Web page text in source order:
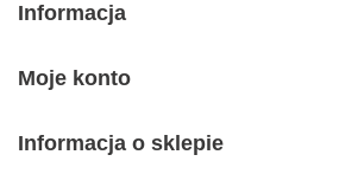
Informacja
Moje konto
Informacja o sklepie